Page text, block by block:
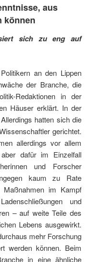
aus
können
sich zu eng auf
an den Lippen
der Branche, die
Redaktionen in der
Häuser erklärt. In der
hatten sich die
gerichtet.
allerdings vor allem
dafür im Einzelfall
und Forscher
kaum zu Rate
im Kampf
und
– auf weite Teile des
Lebens ausgewirkt.
mehr Forschung
werden können. Beim
in eine ähnliche